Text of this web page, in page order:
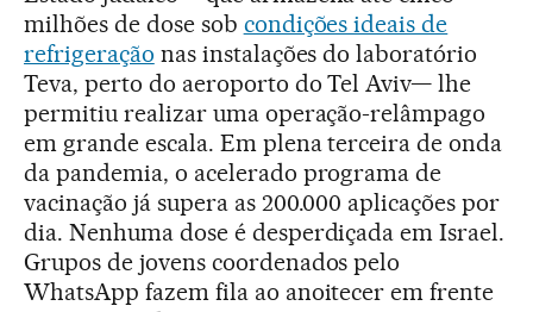
milhões de dose sob condições ideais de
refrigeração nas instalações do laboratório
Teva, perto do aeroporto do Tel Aviv— lhe
permitiu realizar uma operação-relâmpago
em grande escala. Em plena terceira de onda
da pandemia, o acelerado programa de
vacinação já supera as 200.000 aplicações por
dia. Nenhuma dose é desperdiçada em Israel.
Grupos de jovens coordenados pelo
WhatsApp fazem fila ao anoitecer em frente